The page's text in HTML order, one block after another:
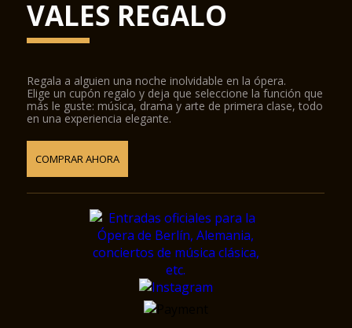
VALES REGALO
Regala a alguien una noche inolvidable en la ópera.
Elige un cupón regalo y deja que seleccione la función que
más le guste: música, drama y arte de primera clase, todo
en una experiencia elegante.
COMPRAR AHORA